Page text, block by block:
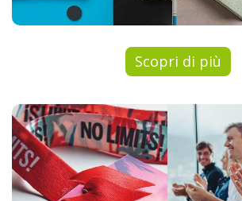
Scopri di più